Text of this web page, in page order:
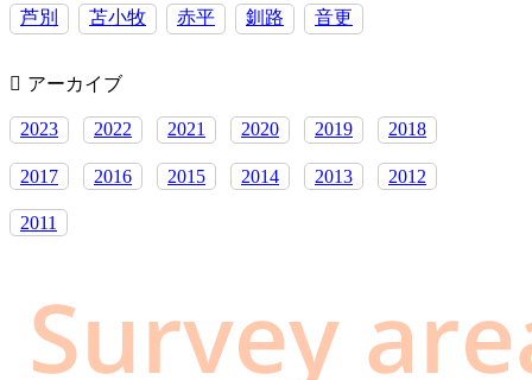
芦別 苫小牧 赤平 釧路 音更
アーカイブ
2023 2022 2021 2020 2019 2018
2017 2016 2015 2014 2013 2012
2011